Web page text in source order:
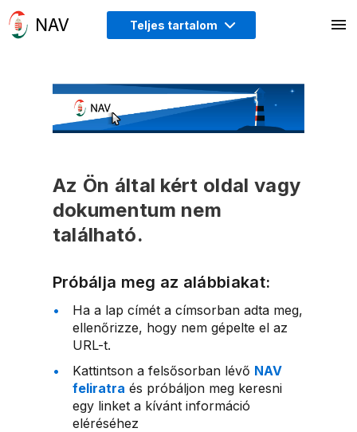
Teljes tartalom
Az Ön által kért oldal vagy
dokumentum nem
található.
Próbálja meg az alábbiakat:
Ha a lap címét a címsorban adta meg,
ellenőrizze, hogy nem gépelte el az
URL-t.
Kattintson a felsősorban lévő NAV
feliratra és próbáljon meg keresni
egy linket a kívánt információ
eléréséhez